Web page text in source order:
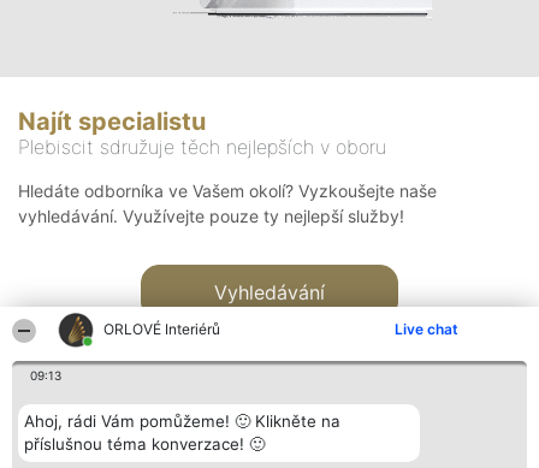
ORLOVÉ Interiérů Live chat
09:13
Ahoj, rádi Vám pomůžeme! 🙂 Klikněte na
příslušnou téma konverzace! 🙂
Najít specialistu
Plebiscit sdružuje těch nejlepších v oboru
Hledáte odborníka ve Vašem okolí? Vyzkoušejte naše
vyhledávání. Využívejte pouze ty nejlepší služby!
Vyhledávání